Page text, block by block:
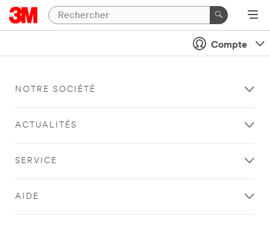
Compte
NOTRE SOCIÉTÉ
ACTUALITÉS
SERVICE
AIDE